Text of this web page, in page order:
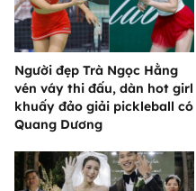
Người đẹp Trà Ngọc Hằng
vén váy thi đấu, dàn hot girl
khuấy đảo giải pickleball có
Quang Dương